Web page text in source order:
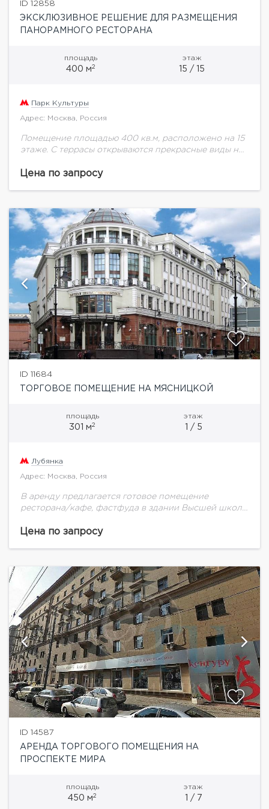
ID 12858
ЭКСКЛЮЗИВНОЕ РЕШЕНИЕ ДЛЯ РАЗМЕЩЕНИЯ
ПАНОРАМНОГО РЕСТОРАНА
площадь
400 м2
этаж
15 / 15
Парк Культуры
Адрес: Москва, Россия
Помещение площадью 400 кв.м, расположено на 15
этаже. С террасы открываются прекрасные виды на
реку, Крымский мост, Золотую милю и Парк
Цена по запросу
ID 11684
ТОРГОВОЕ ПОМЕЩЕНИЕ НА МЯСНИЦКОЙ
площадь
301 м2
этаж
1 / 5
Лубянка
Адрес: Москва, Россия
В аренду предлагается готовое помещение
ресторана/кафе, фастфуда в здании Высшей школы
постройки). Огромный пешеходный и
Цена по запросу
ID 14587
АРЕНДА ТОРГОВОГО ПОМЕЩЕНИЯ НА
ПРОСПЕКТЕ МИРА
площадь
450 м2
этаж
1 / 7